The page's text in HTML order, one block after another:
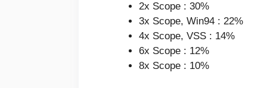
2x Scope : 30%
3x Scope, Win94 : 22%
4x Scope, VSS : 14%
6x Scope : 12%
8x Scope : 10%